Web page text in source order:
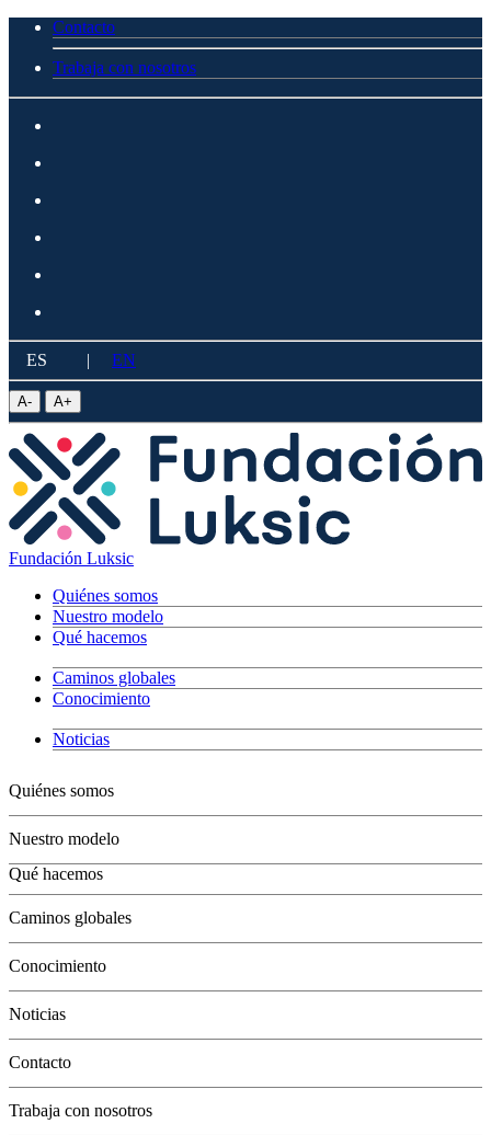
Contacto
Trabaja con nosotros
ES | EN
A- A+
Fundación Luksic
Quiénes somos
Nuestro modelo
Qué hacemos
Caminos globales
Conocimiento
Noticias
Quiénes somos
Nuestro modelo
Qué hacemos
Jóvenes
Adultos
Grandes
Conservación
Caminos globales
Conocimiento
Noticias
Contacto
Trabaja con nosotros